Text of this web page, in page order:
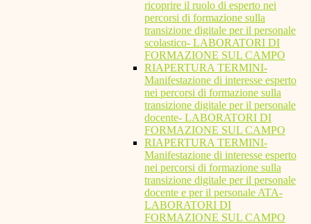
ricoprire il ruolo di esperto nei
percorsi di formazione sulla
transizione digitale per il personale
scolastico- LABORATORI DI
FORMAZIONE SUL CAMPO
RIAPERTURA TERMINI-
Manifestazione di interesse esperto
nei percorsi di formazione sulla
transizione digitale per il personale
docente- LABORATORI DI
FORMAZIONE SUL CAMPO
RIAPERTURA TERMINI-
Manifestazione di interesse esperto
nei percorsi di formazione sulla
transizione digitale per il personale
docente e per il personale ATA-
LABORATORI DI
FORMAZIONE SUL CAMPO